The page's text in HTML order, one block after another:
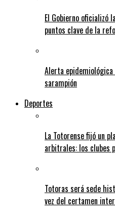
El Gobierno oficializó
puntos clave de la
Alerta epidemiológica
sarampión
Deportes
La Totorense fijó un
arbitrales: los clubes
Totoras será sede
vez del certamen